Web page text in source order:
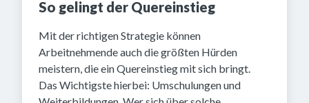
So gelingt der Quereinstieg
Mit der richtigen Strategie können
Arbeitnehmende auch die größten Hürden
meistern, die ein Quereinstieg mit sich bringt.
Das Wichtigste hierbei: Umschulungen und